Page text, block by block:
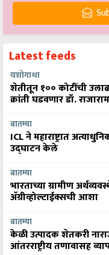
Latest feeds
यशोगाथा
शेतीतून १०० कोटींची
क्रांती घडवणार डॉ. राजाराम
बातम्या
ICL ने महाराष्ट्रात
उद्घाटन केले
बातम्या
भारताच्या ग्रामीण
अ‍ॅग्रीव्होल्टाईक्सची आशा
बातम्या
केळी उत्पादक शेतकरी
आंतरराष्ट्रीय तणावासह